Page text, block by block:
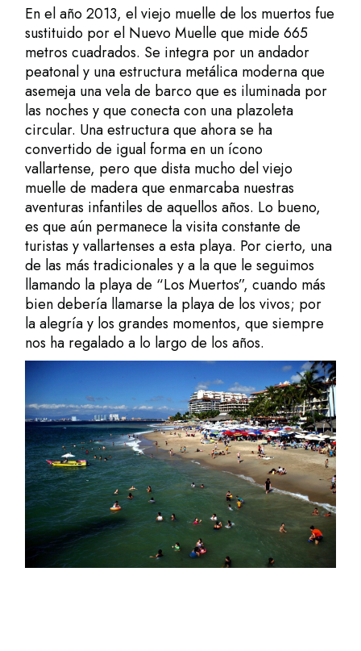
En el año 2013, el viejo muelle de los muertos fue
sustituido por el Nuevo Muelle que mide 665
metros cuadrados. Se integra por un andador
peatonal y una estructura metálica moderna que
asemeja una vela de barco que es iluminada por
las noches y que conecta con una plazoleta
circular. Una estructura que ahora se ha
convertido de igual forma en un ícono
vallartense, pero que dista mucho del viejo
muelle de madera que enmarcaba nuestras
aventuras infantiles de aquellos años. Lo bueno,
es que aún permanece la visita constante de
turistas y vallartenses a esta playa. Por cierto, una
de las más tradicionales y a la que le seguimos
llamando la playa de “Los Muertos”, cuando más
bien debería llamarse la playa de los vivos; por
la alegría y los grandes momentos, que siempre
nos ha regalado a lo largo de los años.